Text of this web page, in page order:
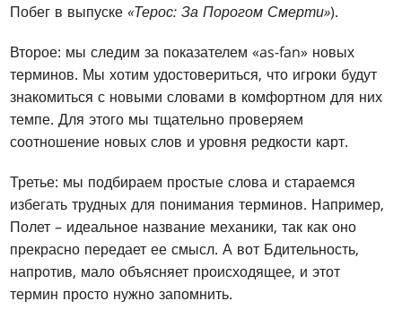
Побег в выпуске«Терос: За Порогом Смерти»).
Второе: мы следим за показателем «as-fan» новых
терминов. Мы хотим удостовериться, что игроки будут
знакомиться с новыми словами в комфортном для них
темпе. Для этого мы тщательно проверяем
соотношение новых слов и уровня редкости карт.
Третье: мы подбираем простые слова и стараемся
избегать трудных для понимания терминов. Например,
Полет – идеальное название механики, так как оно
прекрасно передает ее смысл. А вот Бдительность,
напротив, мало объясняет происходящее, и этот
термин просто нужно запомнить.